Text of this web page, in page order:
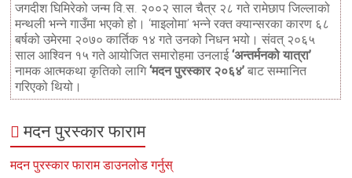
जगदीश घिमिरेको जन्म वि.स. २००२ साल चैत्र २८ गते रामेछाप जिल्लाको
मन्थली भन्ने गाउँमा भएको हो। ‘माइलोमा’ भन्ने रक्त क्यान्सरका कारण ६८
बर्षको उमेरमा २०७० कार्तिक १४ गते उनको निधन भयो। संवत् २०६५
साल आश्विन १५ गते आयोजित समारोहमा उनलाई‘अन्तर्मनको यात्रा’
नामक आत्मकथा कृतिको लागि‘मदन पुरस्कार २०६४’ बाट सम्मानित
गरिएको थियो।
मदन पुरस्कार फाराम
मदन पुरस्कार फाराम डाउनलोड गर्नुस्